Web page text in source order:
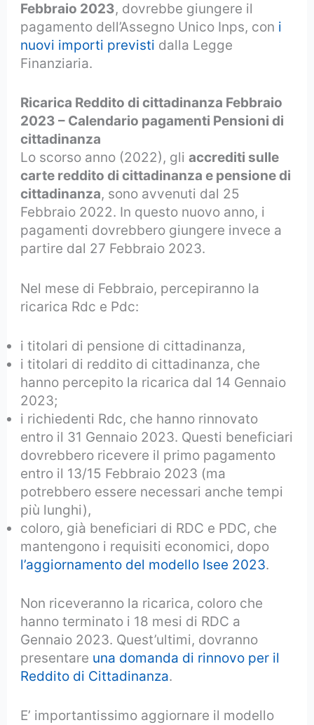
Febbraio 2023, dovrebbe giungere il
pagamento dell’Assegno Unico Inps, con i
nuovi importi previsti dalla Legge
Finanziaria.
Ricarica Reddito di cittadinanza Febbraio
2023 – Calendario pagamenti Pensioni di
cittadinanza
Lo scorso anno (2022), gliaccrediti sulle
carte reddito di cittadinanza e pensione di
cittadinanza, sono avvenuti dal 25
Febbraio 2022. In questo nuovo anno, i
pagamenti dovrebbero giungere invece a
partire dal 27 Febbraio 2023.
Nel mese di Febbraio, percepiranno la
ricarica Rdc e Pdc:
i titolari di pensione di cittadinanza,
i titolari di reddito di cittadinanza, che
hanno percepito la ricarica dal 14 Gennaio
2023;
i richiedenti Rdc, che hanno rinnovato
entro il 31 Gennaio 2023. Questi beneficiari
dovrebbero ricevere il primo pagamento
entro il 13/15 Febbraio 2023 (ma
potrebbero essere necessari anche tempi
più lunghi),
coloro, già beneficiari di RDC e PDC, che
mantengono i requisiti economici, dopo
l’aggiornamento del modello Isee 2023.
Non riceveranno la ricarica, coloro che
hanno terminato i 18 mesi di RDC a
Gennaio 2023. Quest’ultimi, dovranno
presentare una domanda di rinnovo per il
Reddito di Cittadinanza.
E’ importantissimo aggiornare il modello